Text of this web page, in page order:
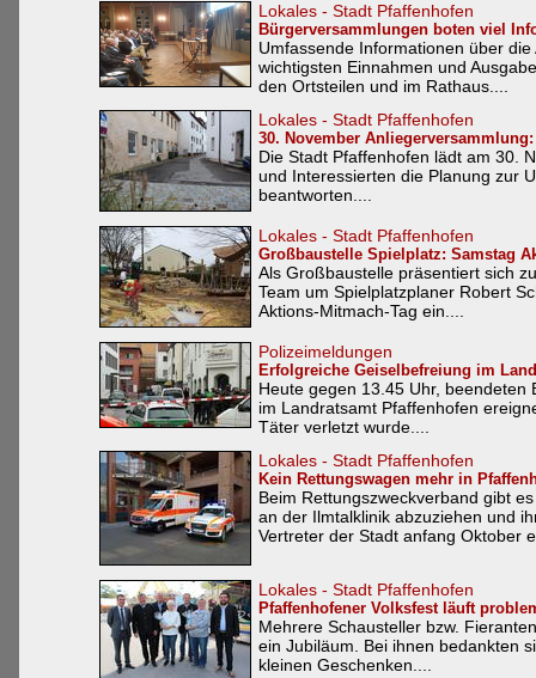
Lokales - Stadt Pfaffenhofen
Bürgerversammlungen boten viel
Umfassende Informationen über
wichtigsten Einnahmen und
den Ortsteilen und im Rathaus....
Lokales - Stadt Pfaffenhofen
30. November
Die Stadt Pfaffenhofen lädt am 30.
und Interessierten die Planung zur
beantworten....
Lokales - Stadt Pfaffenhofen
Großbaustelle Spielplatz: Samstag
Als Großbaustelle präsentiert sich
Team um Spielplatzplaner Robert
Aktions-Mitmach-Tag ein....
Polizeimeldungen
Erfolgreiche Geiselbefreiung im
Heute gegen 13.45 Uhr, beendeten
im Landratsamt Pfaffenhofen
Täter verletzt wurde....
Lokales - Stadt Pfaffenhofen
Kein Rettungswagen mehr in
Beim Rettungszweckverband gibt
an der Ilmtalklinik abzuziehen und
Vertreter der Stadt anfang Oktober
Lokales - Stadt Pfaffenhofen
Pfaffenhofener Volksfest läuft
Mehrere Schausteller bzw.
ein Jubiläum. Bei ihnen bedankten
kleinen Geschenken....